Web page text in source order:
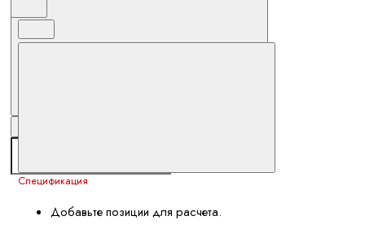
Спецификация
Добавьте позиции для расчета.